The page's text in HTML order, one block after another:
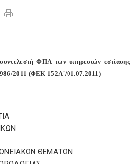
ΦΠΑ των υπηρεσιών εστίασης
2011 (ΦΕΚ 152Α΄/01.07.2011)
ΘΕΜΑΤΩΝ